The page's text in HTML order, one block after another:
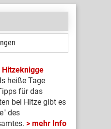
Hitzeknigge
heiße Tage
für das
bei Hitze gibt es
des
mehr Info